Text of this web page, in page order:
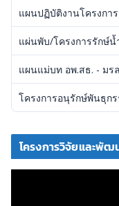
แผนปฏิบัติงานโครงกา
แผ่นพับ/โครงการรักษ์น้
แผนแม่บท อพ.สธ. - มร
โครงการอนุรักษ์พันธุก
โครงการวิจัยและพั